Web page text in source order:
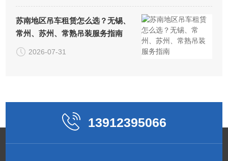
苏南地区吊车租赁怎么选？无锡、
常州、苏州、常熟吊装服务指南
2026-07-31
13912395066